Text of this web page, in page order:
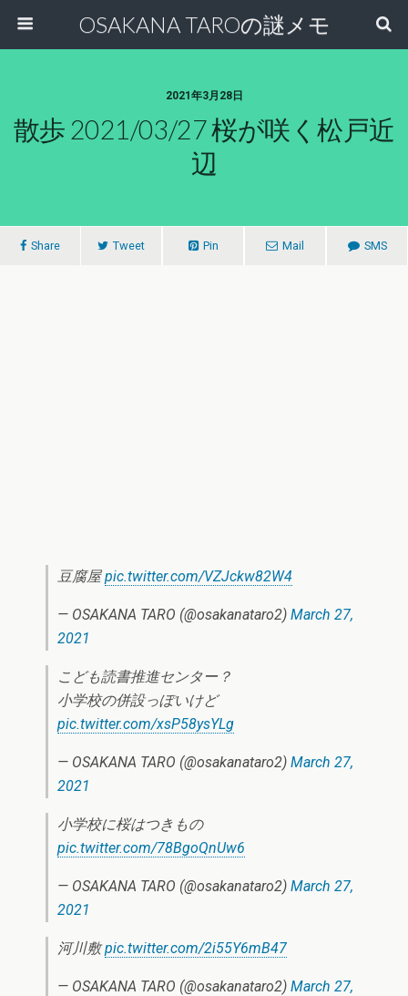
OSAKANA TAROの謎メモ
2021年3月28日
散歩 2021/03/27 桜が咲く松戸近
辺
Share Tweet Pin Mail SMS
豆腐屋pic.twitter.com/VZJckw82W4
— OSAKANA TARO (@osakanataro2) March 27,
2021
こども読書推進センター？
小学校の併設っぽいけど
pic.twitter.com/xsP58ysYLg
— OSAKANA TARO (@osakanataro2) March 27,
2021
小学校に桜はつきもの
pic.twitter.com/78BgoQnUw6
— OSAKANA TARO (@osakanataro2) March 27,
2021
河川敷pic.twitter.com/2i55Y6mB47
— OSAKANA TARO (@osakanataro2) March 27,